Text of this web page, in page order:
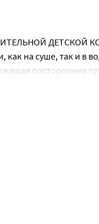
ДЕТСКОЙ
как на суше, так и в
посторонних
эффективно
ожогов.
срок во время